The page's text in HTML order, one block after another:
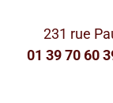
231 rue
01 39 70 60